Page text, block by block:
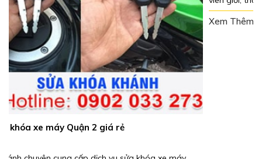
Dịch vụ sửa khóa xe máy Quận 3 giá rẻ